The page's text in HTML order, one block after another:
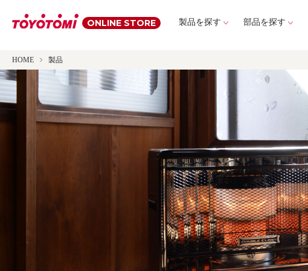
ONLINE STORE 製品を探す 部品を探す
HOME 製品